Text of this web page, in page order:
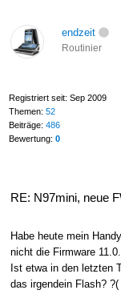
endzeit
Routinier
Registriert seit: Sep 2009
Themen: 52
Beiträge: 486
Bewertung: 0
RE: N97mini, neue
Habe heute mein
nicht die Firmware
Ist etwa in den letzten
das irgendein Flash? ?(